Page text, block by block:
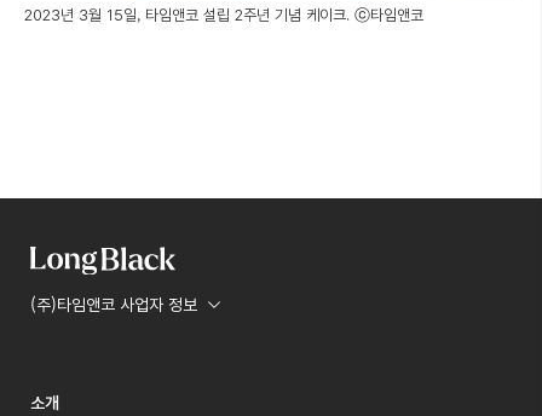
2023년 3월 15일, 타임앤코 설립 2주년 기념 케이크. ⓒ타임앤코
(주)타임앤코 사업자 정보
소개